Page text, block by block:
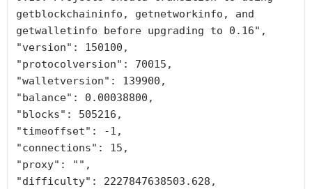
getblockchaininfo, getnetworkinfo, and
getwalletinfo before upgrading to 0.16",
"version": 150100,
"protocolversion": 70015,
"walletversion": 139900,
"balance": 0.00038800,
"blocks": 505216,
"timeoffset": -1,
"connections": 15,
"proxy": "",
"difficulty": 2227847638503.628,